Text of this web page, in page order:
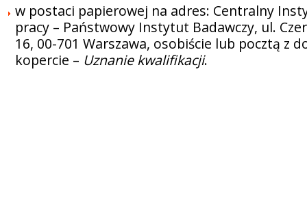
w postaci papierowej na adres: Centralny
pracy – Państwowy Instytut Badawczy, ul.
16, 00-701 Warszawa, osobiście lub pocztą z
kopercie – Uznanie kwalifikacji.